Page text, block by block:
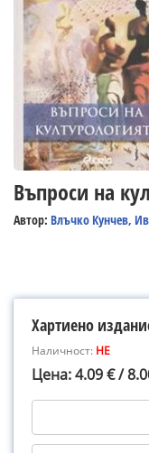
Въпроси на
Автор: Влъчко Кунчев,
Хартиено
Наличност: НЕ
Цена: 4.09 € /